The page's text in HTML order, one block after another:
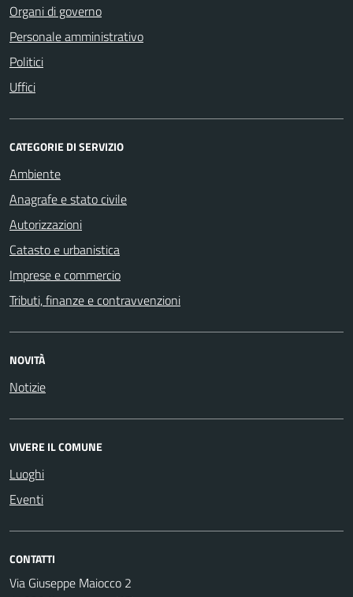
Organi di governo
Personale amministrativo
Politici
Uffici
CATEGORIE DI SERVIZIO
Ambiente
Anagrafe e stato civile
Autorizzazioni
Catasto e urbanistica
Imprese e commercio
Tributi, finanze e contravvenzioni
NOVITÀ
Notizie
VIVERE IL COMUNE
Luoghi
Eventi
CONTATTI
Via Giuseppe Maiocco 2